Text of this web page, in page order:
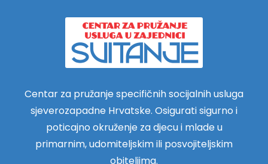
Centar za pružanje specifičnih socijalnih usluga
sjeverozapadne Hrvatske. Osigurati sigurno i
poticajno okruženje za djecu i mlade u
primarnim, udomiteljskim ili posvojiteljskim
obiteljima.